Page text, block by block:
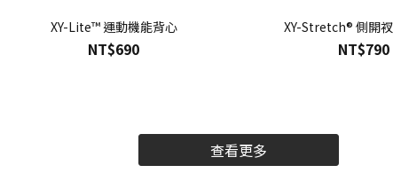
XY-Lite™ 運動機能背心
NT$690
XY-Stretch® 側開
NT$790
查看更多